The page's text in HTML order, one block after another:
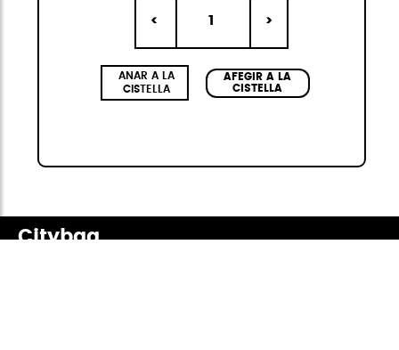
< 1 >
ANAR A LA
CISTELLA
AFEGIR A LA
CISTELLA
Citybag